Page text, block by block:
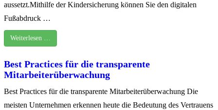
aussetzt.Mithilfe der Kindersicherung können Sie den digitalen
Fußabdruck …
Weiterlesen …
Best Practices für die transparente
Mitarbeiterüberwachung
Best Practices für die transparente Mitarbeiterüberwachung Die
meisten Unternehmen erkennen heute die Bedeutung des Vertrauens